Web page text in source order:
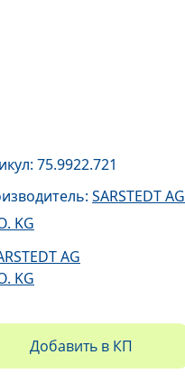
75.9922.721
SARSTEDT AG
KG
Добавить в КП